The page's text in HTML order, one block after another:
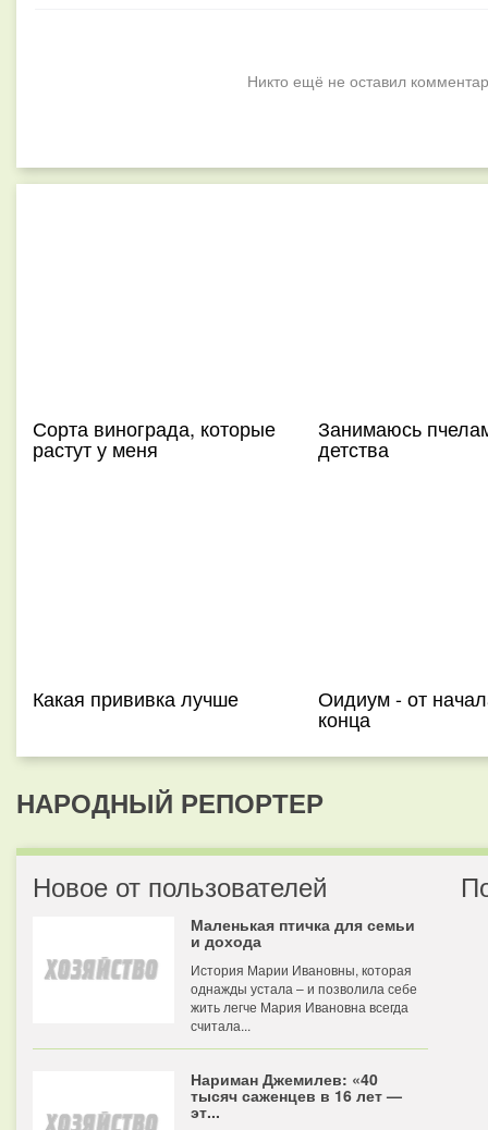
Никто ещё не оставил
Сорта винограда, которые
растут у меня
Занимаюсь
детства
Какая прививка лучше Оидиум - от
конца
НАРОДНЫЙ РЕПОРТЕР
Новое от пользователей
Маленькая птичка для семьи
и дохода
История Марии Ивановны, которая
однажды устала – и позволила себе
жить легче Мария Ивановна всегда
считала...
Нариман Джемилев: «40
тысяч саженцев в 16 лет —
эт...